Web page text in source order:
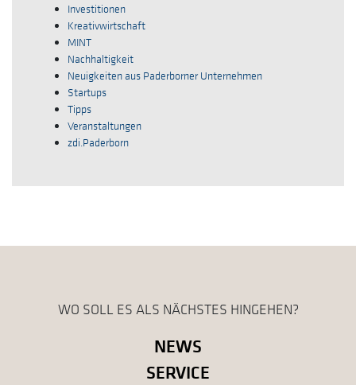
Investitionen
Kreativwirtschaft
MINT
Nachhaltigkeit
Neuigkeiten aus Paderborner Unternehmen
Startups
Tipps
Veranstaltungen
zdi.Paderborn
WO SOLL ES ALS NÄCHSTES HINGEHEN?
NEWS
SERVICE